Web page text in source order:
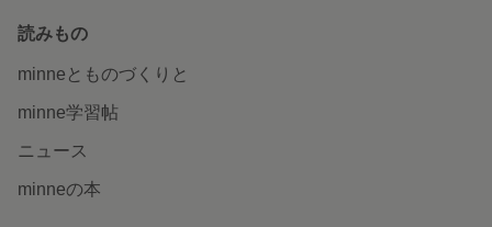
読みもの
minneとものづくりと
minne学習帖
ニュース
minneの本